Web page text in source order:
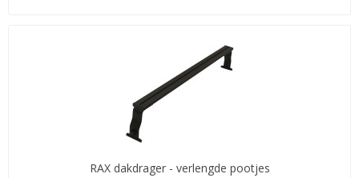
RAX dakdrager - verlengde pootjes